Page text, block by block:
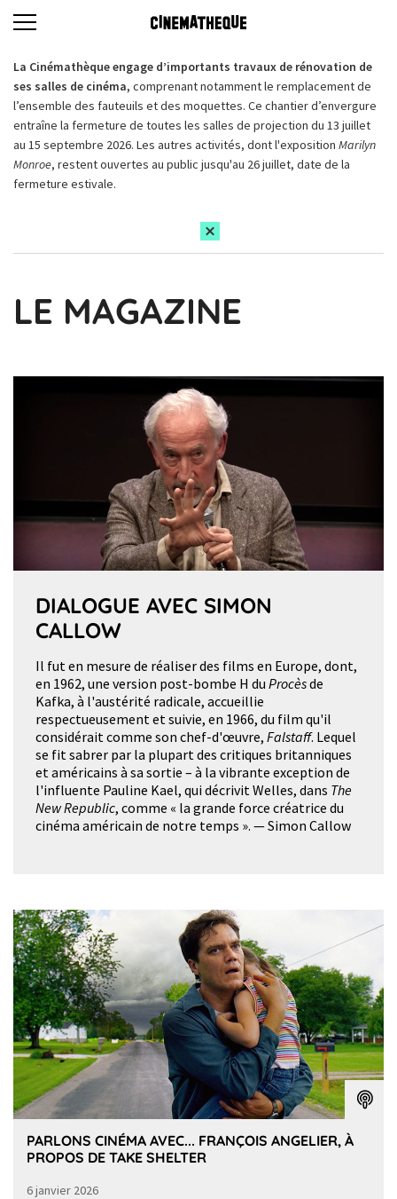
La Cinémathèque engage d’importants travaux de rénovation de
ses salles de cinéma, comprenant notamment le remplacement de
l’ensemble des fauteuils et des moquettes. Ce chantier d’envergure
entraîne la fermeture de toutes les salles de projection du 13 juillet
au 15 septembre 2026. Les autres activités, dont l'exposition Marilyn
Monroe, restent ouvertes au public jusqu'au 26 juillet, date de la
fermeture estivale.
LE MAGAZINE
DIALOGUE AVEC SIMON
CALLOW
Il fut en mesure de réaliser des films en Europe, dont,
en 1962, une version post-bombe H du Procèsde
Kafka, à l'austérité radicale, accueillie
respectueusement et suivie, en 1966, du film qu'il
considérait comme son chef-d'œuvre, Falstaff. Lequel
se fit sabrer par la plupart des critiques britanniques
et américains à sa sortie – à la vibrante exception de
l'influente Pauline Kael, qui décrivit Welles, dans The
New Republic, comme « la grande force créatrice du
cinéma américain de notre temps ». — Simon Callow
PARLONS CINÉMA AVEC... FRANÇOIS ANGELIER, À
PROPOS DE TAKE SHELTER
6 janvier 2026